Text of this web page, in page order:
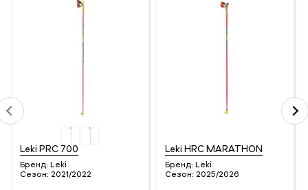
Leki PRC 700
Бренд: Leki
Сезон: 2021/2022
Leki HRC MARATHON
Бренд: Leki
Сезон: 2025/2026